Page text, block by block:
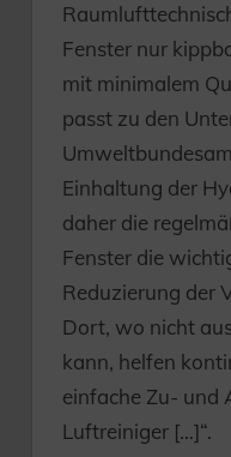
Fenster nur
mit minimalem
passt zu den
Einhaltung der
daher die
Fenster die
Reduzierung der
Dort, wo nicht
kann, helfen
einfache Zu- und
Luftreiniger […]“.